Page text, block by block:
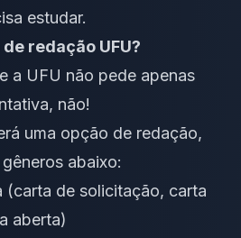
estudar.
redação UFU?
a UFU não pede apenas
, não!
uma opção de redação,
abaixo:
(carta de solicitação, carta
aberta)